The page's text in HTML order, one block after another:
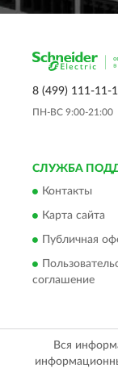
8 (499) 111-11-
ПН-ВС 9:00-21:00
СЛУЖБА
Контакты
Карта сайта
Публичная
соглашение
Вся